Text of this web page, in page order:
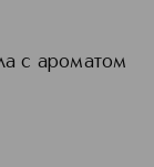
с ароматом